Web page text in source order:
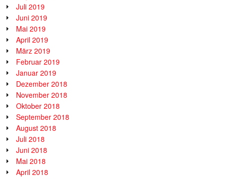
Juli 2019
Juni 2019
Mai 2019
April 2019
März 2019
Februar 2019
Januar 2019
Dezember 2018
November 2018
Oktober 2018
September 2018
August 2018
Juli 2018
Juni 2018
Mai 2018
April 2018